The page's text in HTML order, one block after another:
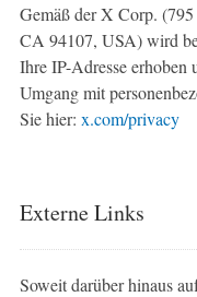
Gemäß der X Corp.
CA 94107, USA) wird
Ihre IP-Adresse erhoben
Umgang mit
Sie hier: x.com/privacy
Externe Links
Soweit darüber hinaus